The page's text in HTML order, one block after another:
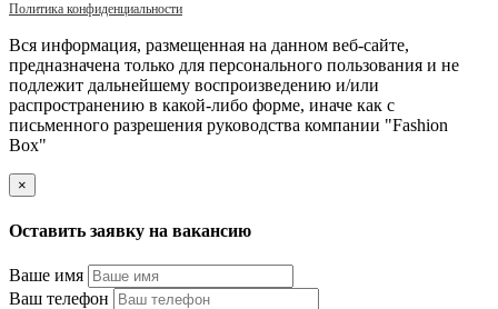
Политика конфиденциальности
Вся информация, размещенная на данном веб-сайте,
предназначена только для персонального пользования и не
подлежит дальнейшему воспроизведению и/или
распространению в какой-либо форме, иначе как с
письменного разрешения руководства компании "Fashion
Box"
×
Оставить заявку на вакансию
Ваше имя
Ваш телефон